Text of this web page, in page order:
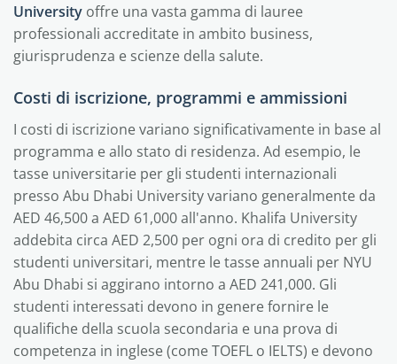
University offre una vasta gamma di lauree
professionali accreditate in ambito business,
giurisprudenza e scienze della salute.
Costi di iscrizione, programmi e ammissioni
I costi di iscrizione variano significativamente in base al
programma e allo stato di residenza. Ad esempio, le
tasse universitarie per gli studenti internazionali
presso Abu Dhabi University variano generalmente da
AED 46,500 a AED 61,000 all'anno. Khalifa University
addebita circa AED 2,500 per ogni ora di credito per gli
studenti universitari, mentre le tasse annuali per NYU
Abu Dhabi si aggirano intorno a AED 241,000. Gli
studenti interessati devono in genere fornire le
qualifiche della scuola secondaria e una prova di
competenza in inglese (come TOEFL o IELTS) e devono